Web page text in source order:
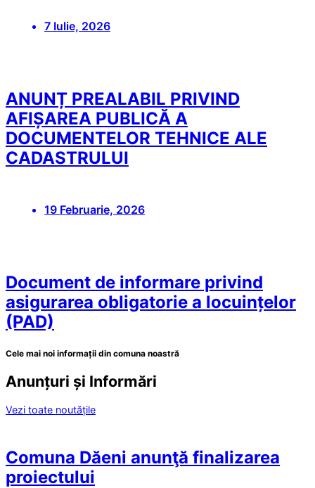
7 Iulie, 2026
ANUNȚ PREALABIL PRIVIND
AFIȘAREA PUBLICĂ A
DOCUMENTELOR TEHNICE ALE
CADASTRULUI
19 Februarie, 2026
Document de informare privind
asigurarea obligatorie a locuințelor
(PAD)
Cele mai noi informații din comuna noastră
Anunțuri și Informări
Vezi toate noutățile
Comuna Dăeni anunţă finalizarea
proiectului